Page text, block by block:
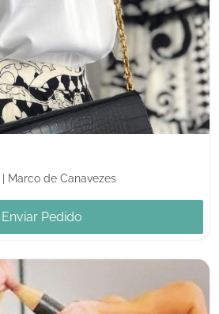
Marco de Canavezes
Enviar Pedido